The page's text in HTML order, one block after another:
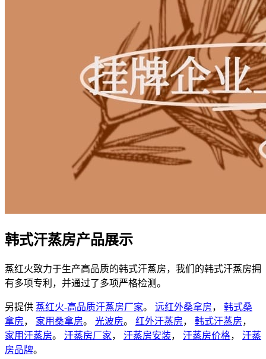
韩式汗蒸房产品展示
蒸红火致力于生产高品质的韩式汗蒸房，我们的韩式汗蒸房拥
有多项专利，并通过了多项严格检测。
另提供 蒸红火-高品质汗蒸房厂家。 远红外桑拿房， 韩式桑
拿房， 家用桑拿房。 光波房。 红外汗蒸房， 韩式汗蒸房，
家用汗蒸房。 汗蒸房厂家， 汗蒸房安装， 汗蒸房价格， 汗蒸
房品牌。